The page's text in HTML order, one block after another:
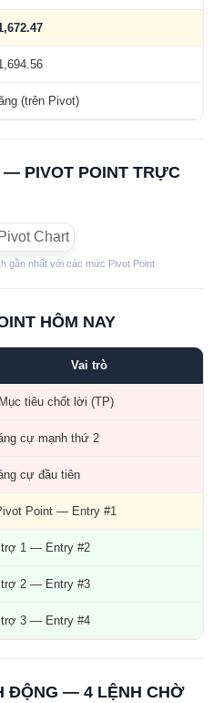
(trên Pivot)
— PIVOT POINT TRỰC
gần nhất với các mức Pivot Point
HÔM NAY
Vai trò
tiêu chốt lời (TP)
cự mạnh thứ 2
cự đầu tiên
Point — Entry #1
trợ 1 — Entry #2
trợ 2 — Entry #3
trợ 3 — Entry #4
ĐỘNG — 4 LỆNH CHỜ